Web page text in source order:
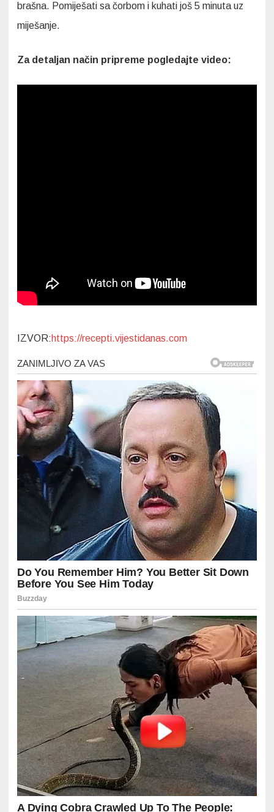
brašna. Pomiješati sa čorbom i kuhati još 5 minuta uz
miješanje.
Za detaljan način pripreme pogledajte video:
IZVOR:https://recepti.vijestidanas.com